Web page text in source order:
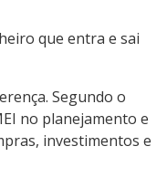
que entra e sai
Segundo o
no planejamento e
investimentos e